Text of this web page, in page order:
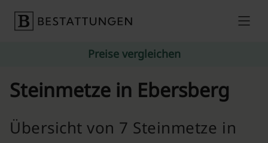
Preise vergleichen
Steinmetze in Ebersberg
Übersicht von 7 Steinmetze in